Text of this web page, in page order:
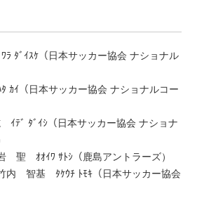
ﾀﾞｲｽｹ（日本サッカー協会 ナショナル
ｲ（日本サッカー協会 ナショナルコー
ﾃﾞ ﾀﾞｲｼ（日本サッカー協会 ナショナ
聖 ｵｵｲﾜ ｻﾄｼ（鹿島アントラーズ）
内 智基 ﾀｹｳﾁ ﾄﾓｷ（日本サッカー協会